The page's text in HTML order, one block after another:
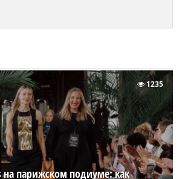
на парижском подиуме: как
1235